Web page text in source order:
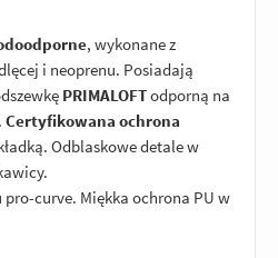
, wykonane z
i neoprenu. Posiadają
PRIMALOFTodporną na
Certyfikowana ochrona
Odblaskowe detale w
pro-curve. Miękka ochrona PU w